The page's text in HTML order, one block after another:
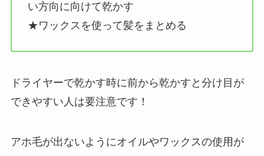
い方向に向けて乾かす
★ワックスを使って髪をまとめる
ドライヤーで乾かす時に前から乾かすと分け目が
できやすい人は要注意です！
アホ毛が出ないようにオイルやワックスの使用が